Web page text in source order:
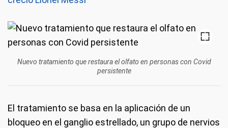
Nuevo tratamiento que restaura el olfato en personas con Covid
persistente
El tratamiento se basa en la aplicación de un
bloqueo en el ganglio estrellado, un grupo de nervios